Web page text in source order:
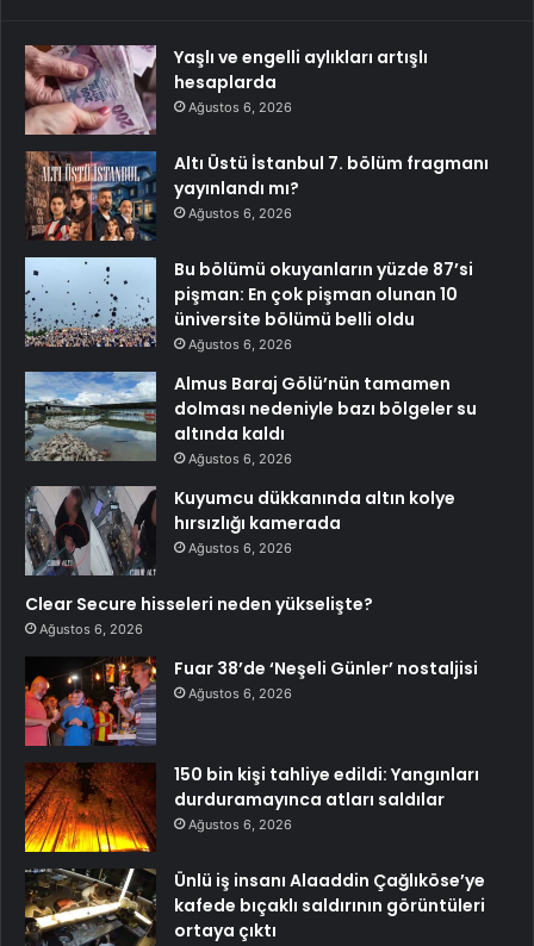
Yaşlı ve engelli aylıkları artışlı
hesaplarda
Ağustos 6, 2026
Altı Üstü İstanbul 7. bölüm fragmanı
yayınlandı mı?
Ağustos 6, 2026
Bu bölümü okuyanların yüzde 87’si
pişman: En çok pişman olunan 10
üniversite bölümü belli oldu
Ağustos 6, 2026
Almus Baraj Gölü’nün tamamen
dolması nedeniyle bazı bölgeler su
altında kaldı
Ağustos 6, 2026
Kuyumcu dükkanında altın kolye
hırsızlığı kamerada
Ağustos 6, 2026
Clear Secure hisseleri neden yükselişte?
Ağustos 6, 2026
Fuar 38’de ‘Neşeli Günler’ nostaljisi
Ağustos 6, 2026
150 bin kişi tahliye edildi: Yangınları
durduramayınca atları saldılar
Ağustos 6, 2026
Ünlü iş insanı Alaaddin Çağlıköse’ye
kafede bıçaklı saldırının görüntüleri
ortaya çıktı